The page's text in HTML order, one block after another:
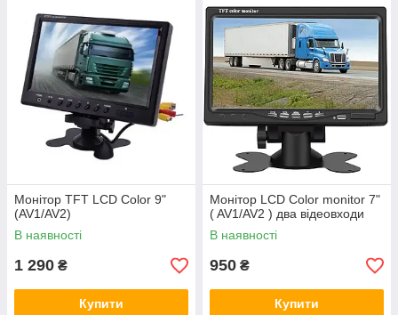
Монітор TFT LCD Color 9"
(AV1/AV2)
В наявності
1 290 ₴
Купити
Монітор LCD Color monitor 7"
( AV1/AV2 ) два відеовходи
В наявності
950 ₴
Купити